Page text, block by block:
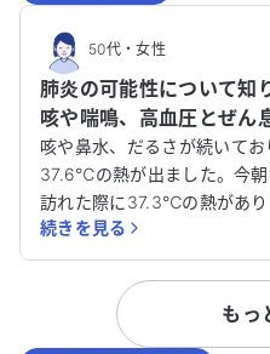
50代・女性
肺炎の可能性について知
咳や喘鳴、高血圧とぜん
です。
咳や鼻水、だるさが続いてお
37.6℃の熱が出ました。今朝
訪れた際に37.3℃の熱があり
在は36.9℃に下がっています
とゼイゼイとした喘鳴があ
感じています。 私は高血圧とぜん息の治療
を受けていますが、これらの
可能性があるのか心配です。
続きを見る
もっ